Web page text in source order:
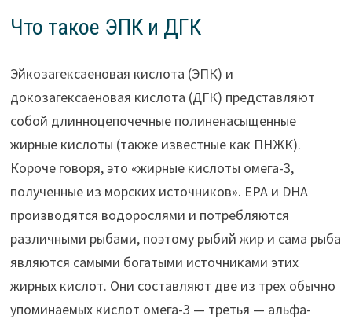
Что такое ЭПК и ДГК
Эйкозагексаеновая кислота (ЭПК) и
докозагексаеновая кислота (ДГК) представляют
собой длинноцепочечные полиненасыщенные
жирные кислоты (также известные как ПНЖК).
Короче говоря, это «жирные кислоты омега-3,
полученные из морских источников». EPA и DHA
производятся водорослями и потребляются
различными рыбами, поэтому рыбий жир и сама рыба
являются самыми богатыми источниками этих
жирных кислот. Они составляют две из трех обычно
упоминаемых кислот омега-3 — третья — альфа-